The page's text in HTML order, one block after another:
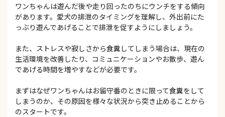
ワンちゃんは遊んだ後や走り回ったのちにウンチをする傾向
があります。愛犬の排泄のタイミングを理解し、外出前にた
っぶり遊んであげることで排泄を促すようにしましょう。
また、ストレスや寂しさから食糞してしまう場合は、現在の
生活環境を改善したり、コミュニケーションやお散歩、遊ん
であげる時間を増やすなどが必要です。
まずはなぜワンちゃんはお留守番のときに限って食糞をして
しまうのか、その原因を様々な状況から突き止めることから
のスタートです。